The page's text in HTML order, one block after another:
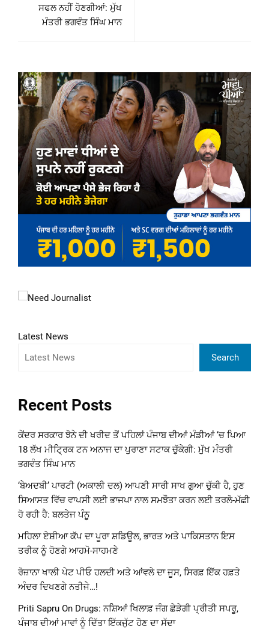
ਸਫਲ ਨਹੀਂ ਹੋਣਗੀਆਂ: ਮੁੱਖ
ਮੰਤਰੀ ਭਗਵੰਤ ਸਿੰਘ ਮਾਨ
Latest News
Search
Recent Posts
ਕੇਂਦਰ ਸਰਕਾਰ ਝੋਨੇ ਦੀ ਖਰੀਦ ਤੋਂ ਪਹਿਲਾਂ ਪੰਜਾਬ ਦੀਆਂ ਮੰਡੀਆਂ ‘ਚ ਪਿਆ
18 ਲੱਖ ਮੀਟ੍ਰਿਕ ਟਨ ਅਨਾਜ ਦਾ ਪੁਰਾਣਾ ਸਟਾਕ ਚੁੱਕੇਗੀ: ਮੁੱਖ ਮੰਤਰੀ
ਭਗਵੰਤ ਸਿੰਘ ਮਾਨ
‘ਬੇਅਦਬੀ’ ਪਾਰਟੀ (ਅਕਾਲੀ ਦਲ) ਆਪਣੀ ਸਾਰੀ ਸਾਖ ਗੁਆ ਚੁੱਕੀ ਹੈ, ਹੁਣ
ਸਿਆਸਤ ਵਿੱਚ ਵਾਪਸੀ ਲਈ ਭਾਜਪਾ ਨਾਲ ਸਮਝੌਤਾ ਕਰਨ ਲਈ ਤਰਲੋ-ਮੱਛੀ
ਹੋ ਰਹੀ ਹੈ: ਬਲਤੇਜ ਪੰਨੂ
ਮਹਿਲਾ ਏਸ਼ੀਆ ਕੱਪ ਦਾ ਪੂਰਾ ਸ਼ਡਿਊਲ, ਭਾਰਤ ਅਤੇ ਪਾਕਿਸਤਾਨ ਇਸ
ਤਰੀਕ ਨੂੰ ਹੋਣਗੇ ਆਹਮੋ-ਸਾਹਮਣੇ
ਰੋਜ਼ਾਨਾ ਖਾਲੀ ਪੇਟ ਪੀਓ ਹਲਦੀ ਅਤੇ ਆਂਵਲੇ ਦਾ ਜੂਸ, ਸਿਰਫ਼ ਇੱਕ ਹਫ਼ਤੇ
ਅੰਦਰ ਦਿਖਣਗੇ ਨਤੀਜੇ…!
Priti Sapru On Drugs: ਨਸ਼ਿਆਂ ਖਿਲਾਫ਼ ਜੰਗ ਛੇੜੇਗੀ ਪ੍ਰੀਤੀ ਸਪਰੂ,
ਪੰਜਾਬ ਦੀਆਂ ਮਾਵਾਂ ਨੂੰ ਦਿੱਤਾ ਇੱਕਜੁੱਟ ਹੋਣ ਦਾ ਸੱਦਾ